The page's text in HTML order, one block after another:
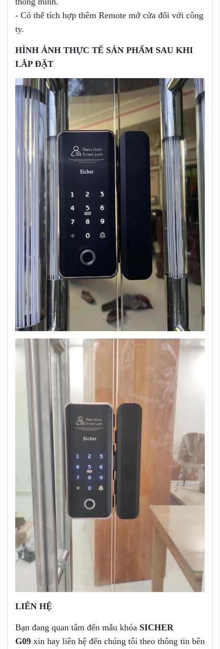
- Có thể tích hợp thêm Remote mở cửa đối với công
ty.
HÌNH ẢNH THỰC TẾ SẢN PHẨM SAU KHI
LẮP ĐẶT
LIÊN HỆ
Bạn đang quan tâm đến mẫu khóa SICHER
G09 xin hay liên hệ đến chúng tôi theo thông tin bên